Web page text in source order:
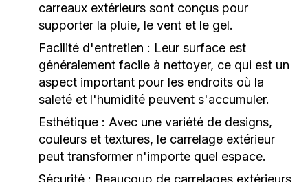
carreaux extérieurs sont conçus pour
supporter la pluie, le vent et le gel.
Facilité d'entretien : Leur surface est
généralement facile à nettoyer, ce qui est un
aspect important pour les endroits où la
saleté et l'humidité peuvent s'accumuler.
Esthétique : Avec une variété de designs,
couleurs et textures, le carrelage extérieur
peut transformer n'importe quel espace.
Sécurité : Beaucoup de carrelages extérieurs